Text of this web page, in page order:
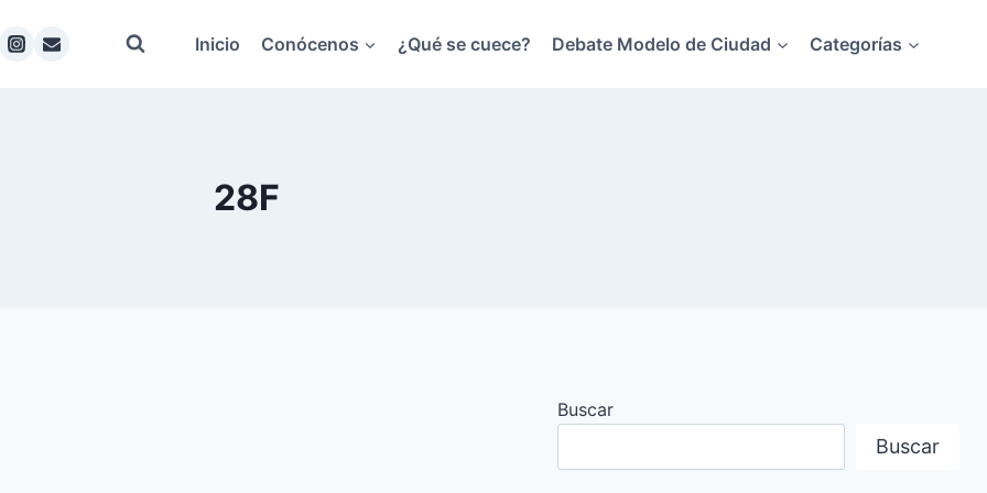
Inicio Conócenos ¿Qué se cuece? Debate Modelo de Ciudad Categorías
28F
Buscar
Buscar